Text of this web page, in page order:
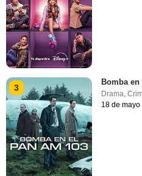
3
Bomba
Drama,
18 de